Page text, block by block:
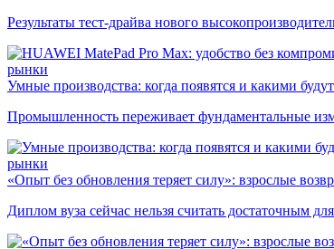
Результаты тест-драйва нового
рынки
Умные производства: когда появятся и какими
Промышленность переживает фундаментальные
рынки
«Опыт без обновления теряет силу»: взрослые
Диплом вуза сейчас нельзя считать достаточным